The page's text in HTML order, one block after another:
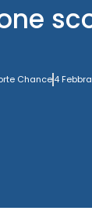
Chance 4